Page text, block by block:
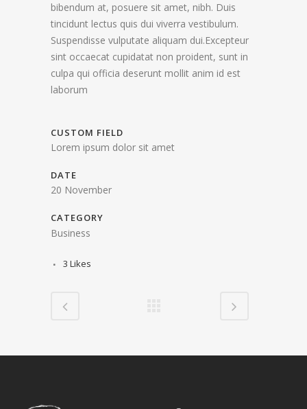
bibendum at, posuere sit amet, nibh. Duis
tincidunt lectus quis dui viverra vestibulum.
Suspendisse vulputate aliquam dui.Excepteur
sint occaecat cupidatat non proident, sunt in
culpa qui officia deserunt mollit anim id est
laborum
CUSTOM FIELD
Lorem ipsum dolor sit amet
DATE
20 November
CATEGORY
Business
3 Likes